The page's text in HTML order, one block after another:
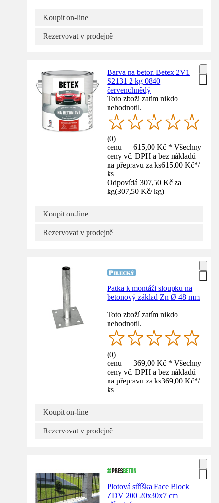
Koupit on-line
Rezervovat v prodejně
Barva na beton Betex 2V1
S2131 2 kg 0840
červenohnědý
Toto zboží zatím nikdo
nehodnotil.
(0)
cenu — 615,00 Kč * Všechny
ceny vč. DPH a bez nákladů
na přepravu za ks615,00 Kč*/
ks
Odpovídá 307,50 Kč za
kg(307,50 Kč/ kg)
Koupit on-line
Rezervovat v prodejně
Patka k montáži sloupku na
betonový základ Zn Ø 48 mm
Toto zboží zatím nikdo
nehodnotil.
(0)
cenu — 369,00 Kč * Všechny
ceny vč. DPH a bez nákladů
na přepravu za ks369,00 Kč*/
ks
Koupit on-line
Rezervovat v prodejně
Plotová stříška Face Block
ZDV 200 20x30x7 cm